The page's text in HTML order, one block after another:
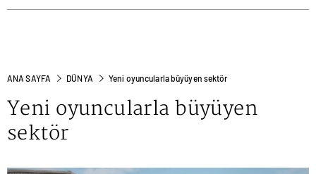
ANA SAYFA DÜNYA Yeni oyuncularla büyüyen sektör
Yeni oyuncularla büyüyen
sektör